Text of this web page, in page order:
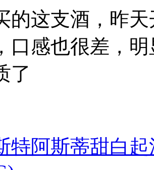
的这支酒，昨
口感也很差，
了
特阿斯蒂甜白起